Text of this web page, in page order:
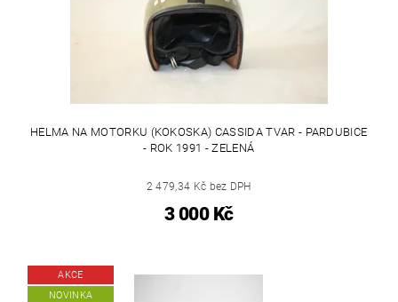
HELMA NA MOTORKU (KOKOSKA) CASSIDA TVAR - PARDUBICE
- ROK 1991 - ZELENÁ
2 479,34 Kč bez DPH
3 000 Kč
AKCE
NOVINKA